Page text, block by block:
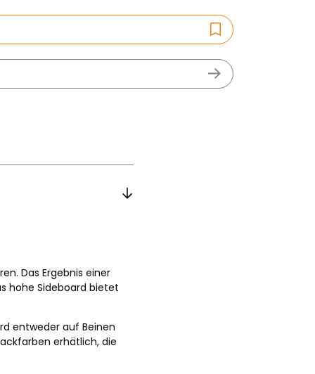
Das Ergebnis einer
hohe Sideboard bietet
entweder auf Beinen
erhätlich, die